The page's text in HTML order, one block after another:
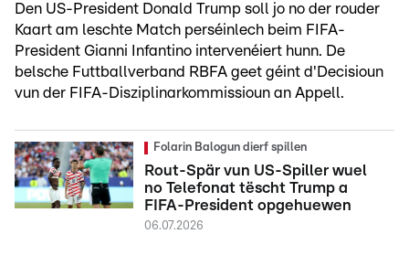
Den US-President Donald Trump soll jo no der rouder
Kaart am leschte Match perséinlech beim FIFA-
President Gianni Infantino intervenéiert hunn. De
belsche Futtballverband RBFA geet géint d'Decisioun
vun der FIFA-Disziplinarkommissioun an Appell.
Folarin Balogun dierf spillen
Rout-Spär vun US-Spiller wuel
no Telefonat tëscht Trump a
FIFA-President opgehuewen
06.07.2026